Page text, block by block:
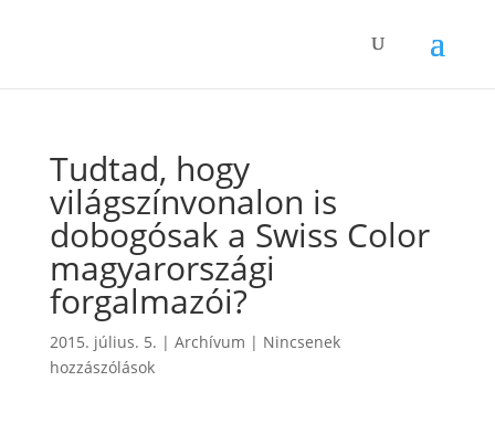
Tudtad, hogy
világszínvonalon is
dobogósak a Swiss Color
magyarországi
forgalmazói?
2015. július. 5. | Archívum | Nincsenek
hozzászólások